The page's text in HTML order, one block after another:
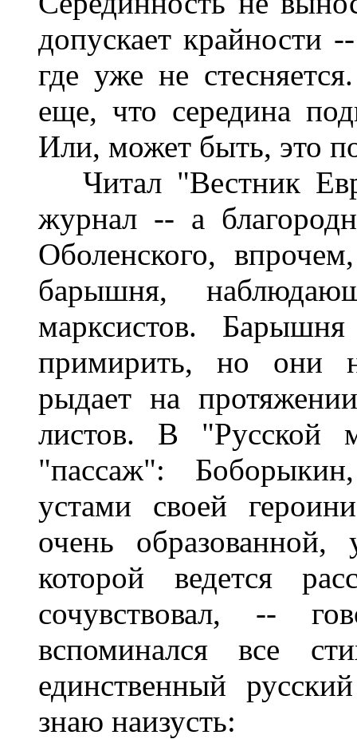
допускает крайности
где уже не
еще, что середина
Или, может быть, это
Читал "Вестник
журнал -- а
Оболенского,
барышня,
марксистов.
примирить, но они
рыдает на
листов. В "Русской
"пассаж":
устами своей
очень
которой ведется
сочувствовал, --
вспоминался все
единственный
знаю наизусть: